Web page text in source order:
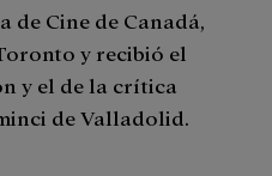
de Cine de Canadá,
y recibió el
y el de la crítica
de Valladolid.